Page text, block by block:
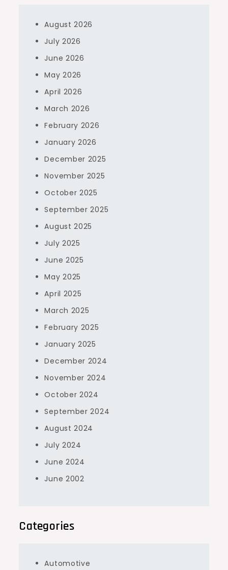
August 2026
July 2026
June 2026
May 2026
April 2026
March 2026
February 2026
January 2026
December 2025
November 2025
October 2025
September 2025
August 2025
July 2025
June 2025
May 2025
April 2025
March 2025
February 2025
January 2025
December 2024
November 2024
October 2024
September 2024
August 2024
July 2024
June 2024
June 2002
Categories
Automotive